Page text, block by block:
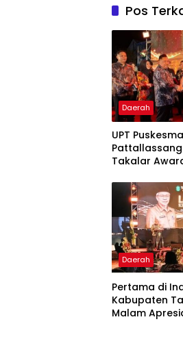
Pos
Daerah
UPT
Takalar
Pelayanan
Berkualitas
Daerah
Pertama di
Kabupaten
Malam